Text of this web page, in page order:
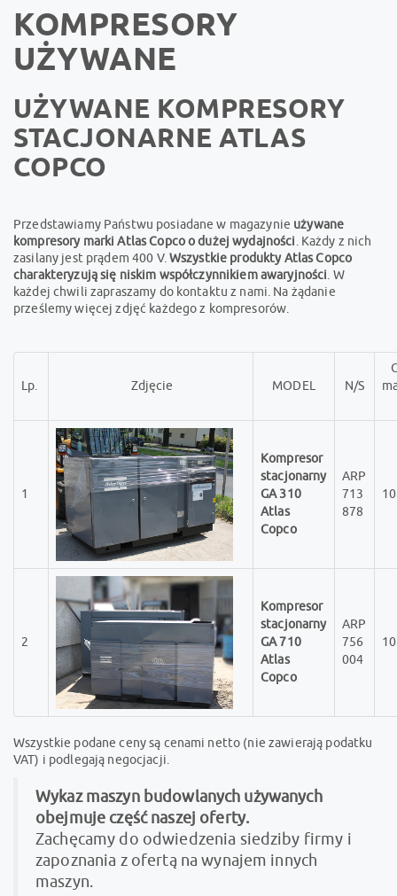
KOMPRESORY
UŻYWANE
UŻYWANE KOMPRESORY
STACJONARNE ATLAS
COPCO
Przedstawiamy Państwu posiadane w magazynie używane
kompresory marki Atlas Copco o dużej wydajności. Każdy z nich
zasilany jest prądem 400 V.Wszystkie produkty Atlas Copco
charakteryzują się niskim współczynnikiem awaryjności. W
każdej chwili zapraszamy do kontaktu z nami. Na żądanie
prześlemy więcej zdjęć każdego z kompresorów.
Lp. Zdjęcie MODEL N/S
1
Kompresor
stacjonarny
GA 310
Atlas
Copco
ARP
713
878
10
2
Kompresor
stacjonarny
GA 710
Atlas
Copco
ARP
756
004
10
Wszystkie podane ceny są cenami netto (nie zawierają podatku
VAT) i podlegają negocjacji.
Wykaz maszyn budowlanych używanych
obejmuje część naszej oferty.
Zachęcamy do odwiedzenia siedziby firmy i
zapoznania z ofertą na wynajem innych
maszyn.